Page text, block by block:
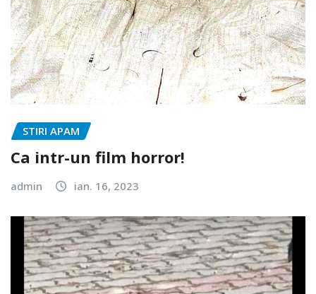
STIRI APAM
Ca intr-un film horror!
admin ian. 16, 2023